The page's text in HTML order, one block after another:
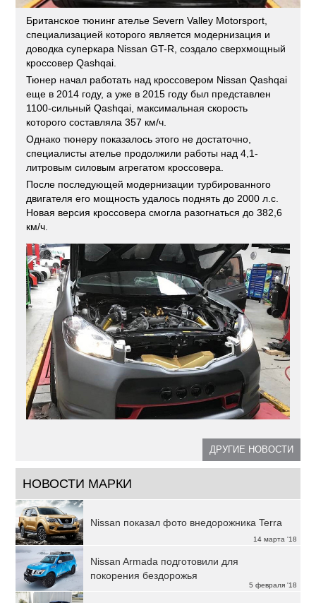
Британское тюнинг ателье Severn Valley Motorsport,
специализацией которого является модернизация и
доводка суперкара Nissan GT-R, создало сверхмощный
кроссовер Qashqai.
Тюнер начал работать над кроссовером Nissan Qashqai
еще в 2014 году, а уже в 2015 году был представлен
1100-сильный Qashqai, максимальная скорость
которого составляла 357 км/ч.
Однако тюнеру показалось этого не достаточно,
специалисты ателье продолжили работы над 4,1-
литровым силовым агрегатом кроссовера.
После последующей модернизации турбированного
двигателя его мощность удалось поднять до 2000 л.с.
Новая версия кроссовера смогла разогнаться до 382,6
км/ч.
ДРУГИЕ НОВОСТИ
НОВОСТИ МАРКИ
14 марта '18
Nissan показал фото внедорожника Terra
5 февраля '18
Nissan Armada подготовили для
покорения бездорожья